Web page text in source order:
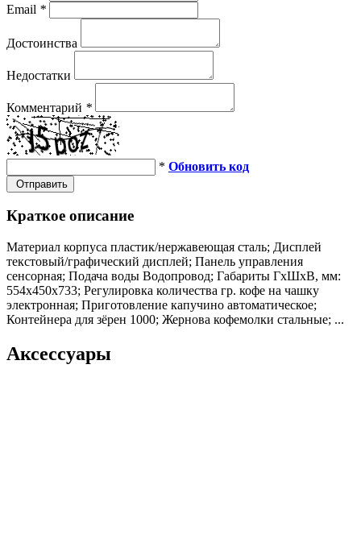
Email *
Достоинства
Недостатки
Комментарий *
* Обновить код
Отправить
Краткое описание
Материал корпуса пластик/нержавеющая сталь; Дисплей
текстовый/графический дисплей; Панель управления
сенсорная; Подача воды Водопровод; Габариты ГхШхВ, мм:
554х450х733; Регулировка количества гр. кофе на чашку
электронная; Приготовление капучино автоматическое;
Контейнера для зёрен 1000; Жернова кофемолки стальные; ...
Аксессуары